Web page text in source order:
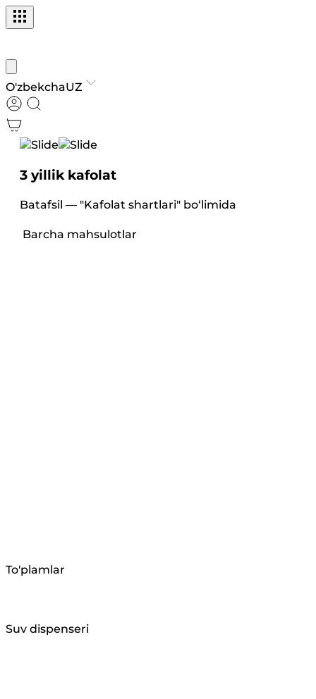
O'zbekchaUZ
3 yillik kafolat
Batafsil — "Kafolat shartlari" bo‘limida
Barcha mahsulotlar
To'plamlar
Suv dispenseri